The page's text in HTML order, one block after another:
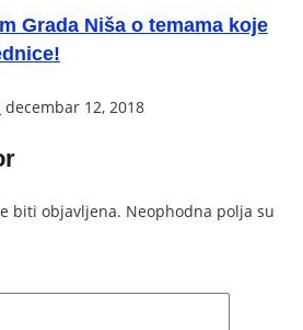
Grada Niša o temama koje
decembar 12, 2018
biti objavljena. Neophodna polja su